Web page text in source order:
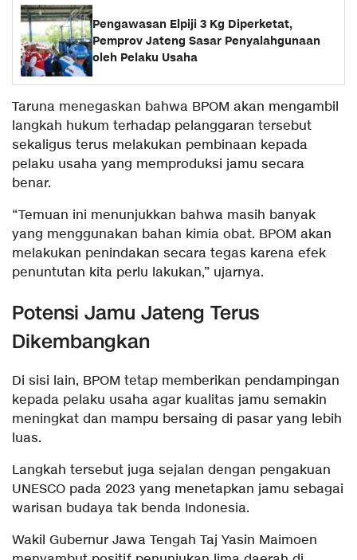
Pengawasan Elpiji 3 Kg Diperketat,
Pemprov Jateng Sasar Penyalahgunaan
oleh Pelaku Usaha
Taruna menegaskan bahwa BPOM akan mengambil
langkah hukum terhadap pelanggaran tersebut
sekaligus terus melakukan pembinaan kepada
pelaku usaha yang memproduksi jamu secara
benar.
“Temuan ini menunjukkan bahwa masih banyak
yang menggunakan bahan kimia obat. BPOM akan
melakukan penindakan secara tegas karena efek
penuntutan kita perlu lakukan,” ujarnya.
Potensi Jamu Jateng Terus
Dikembangkan
Di sisi lain, BPOM tetap memberikan pendampingan
kepada pelaku usaha agar kualitas jamu semakin
meningkat dan mampu bersaing di pasar yang lebih
luas.
Langkah tersebut juga sejalan dengan pengakuan
UNESCO pada 2023 yang menetapkan jamu sebagai
warisan budaya tak benda Indonesia.
Wakil Gubernur Jawa Tengah Taj Yasin Maimoen